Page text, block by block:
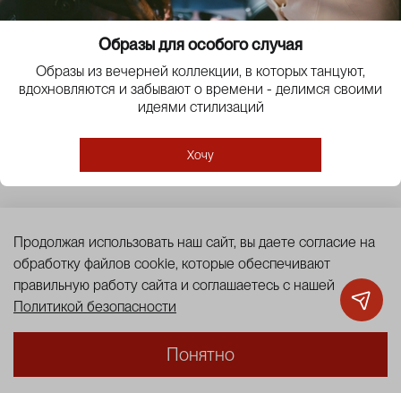
О компании
Политика конфиденциальности
Публичная оферта
Cookies
Продолжая использовать наш сайт, вы даете согласие на
обработку файлов cookie, которые обеспечивают
правильную работу сайта и соглашаетесь с нашей
Политикой безопасности
Понятно
Образы для особого случая
Образы из вечерней коллекции, в которых танцуют,
вдохновляются и забывают о времени - делимся своими
идеями стилизаций
Хочу